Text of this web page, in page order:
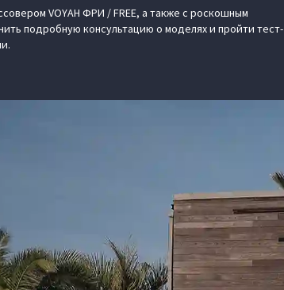
VOYAH ФРИ / FREE, а также с роскошным
подробную консультацию о моделях и пройти тест-